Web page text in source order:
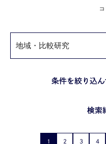
条件を絞り込
検索
1 2 3 4